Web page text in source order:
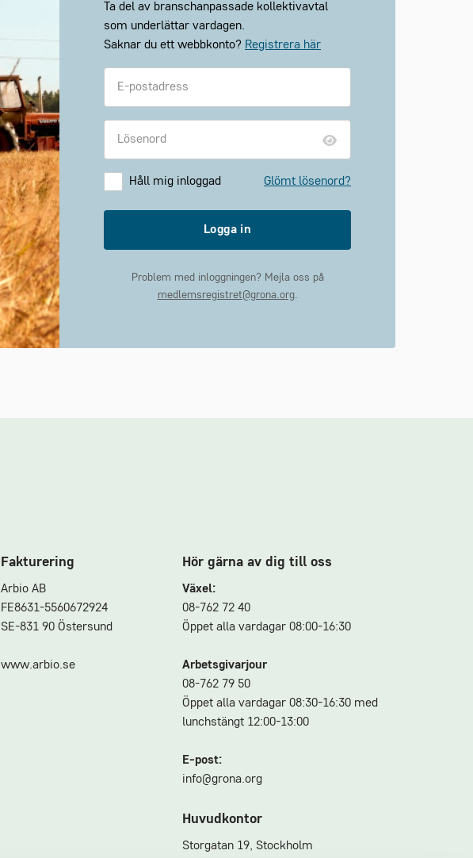
Ta del av branschanpassade kollektivavtal
som underlättar vardagen.
Saknar du ett webbkonto? Registrera här
Håll mig inloggad Glömt lösenord?
Logga in
Problem med inloggningen? Mejla oss på
medlemsregistret@grona.org.
Fakturering
Arbio AB
FE8631-5560672924
SE-831 90 Östersund
www.arbio.se
Hör gärna av dig till oss
Växel:
08-762 72 40
Öppet alla vardagar 08:00-16:30
Arbetsgivarjour
08-762 79 50
Öppet alla vardagar 08:30-16:30 med
lunchstängt 12:00-13:00
E-post:
info@grona.org
Huvudkontor
Storgatan 19, Stockholm